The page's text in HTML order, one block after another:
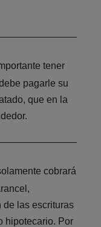
tener
pagarle su
que en la
cobrará
de las escrituras
hipotecario. Por